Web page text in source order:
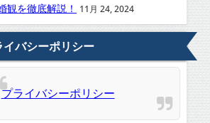
観を徹底解説！
11月 24, 2024
イバシーポリシー
プライバシーポリシー